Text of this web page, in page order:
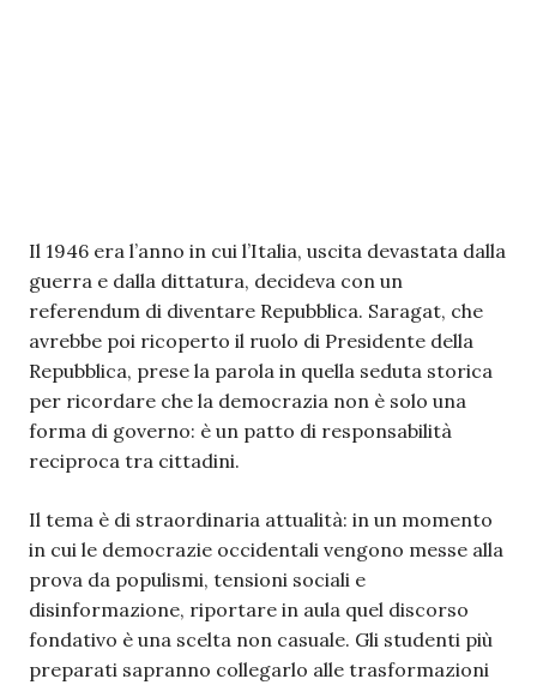
Il 1946 era l’anno in cui l’Italia, uscita devastata dalla
guerra e dalla dittatura, decideva con un
referendum di diventare Repubblica. Saragat, che
avrebbe poi ricoperto il ruolo di Presidente della
Repubblica, prese la parola in quella seduta storica
per ricordare che la democrazia non è solo una
forma di governo: è un patto di responsabilità
reciproca tra cittadini.
Il tema è di straordinaria attualità: in un momento
in cui le democrazie occidentali vengono messe alla
prova da populismi, tensioni sociali e
disinformazione, riportare in aula quel discorso
fondativo è una scelta non casuale. Gli studenti più
preparati sapranno collegarlo alle trasformazioni